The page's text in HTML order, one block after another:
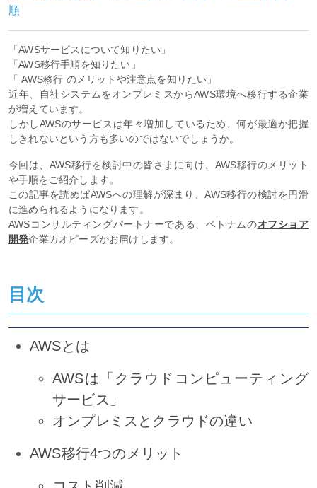
順
「AWSサービスについて知りたい」
「AWS移行手順を知りたい」
「 AWS移行 のメリットや注意点を知りたい」
近年、自社システムをオンプレミスからAWS環境へ移行する企業
が増えています。
しかしAWSのサービスは年々増加しているため、何が最適か把握
しきれないという方も多いのではないでしょうか。
今回は、AWS移行を検討中の皆さまに向け、AWS移行のメリット
や手順をご紹介します。
この記事を読めばAWSへの理解が深まり、AWS移行の検討を円滑
に進められるようになります。
AWSコンサルティングパートナーである、ベトナムのオフショア
開発企業カオピーズがお届けします。
目次
AWSとは
AWSは「クラウドコンピューティング
サービス」
オンプレミスとクラウドの違い
AWS移行4つのメリット